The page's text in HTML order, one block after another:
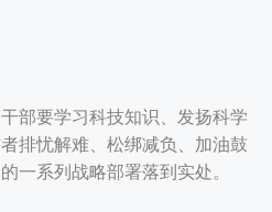
部要学习科技知识、发扬科学
排忧解难、松绑减负、加油鼓
一系列战略部署落到实处。